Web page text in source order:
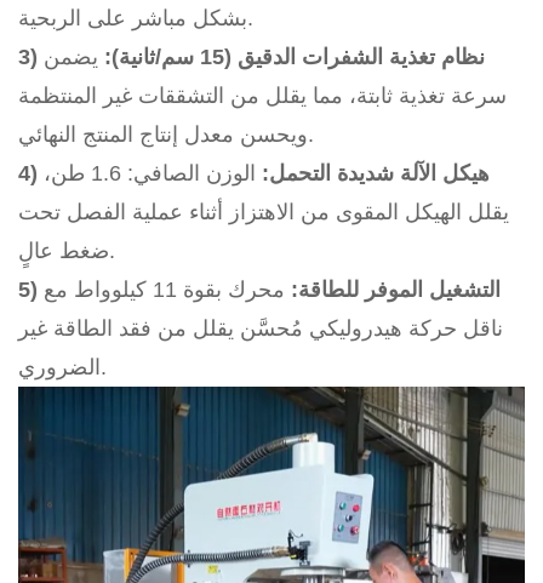
بشكل مباشر على الربحية.
3) نظام تغذية الشفرات الدقيق (15 سم/ثانية):
يضمن
سرعة تغذية ثابتة، مما يقلل من التشققات غير المنتظمة
ويحسن معدل إنتاج المنتج النهائي.
4) هيكل الآلة شديدة التحمل: الوزن الصافي: 1.6 طن،
يقلل الهيكل المقوى من الاهتزاز أثناء عملية الفصل تحت
ضغط عالٍ.
5) التشغيل الموفر للطاقة:
محرك بقوة 11 كيلوواط مع
ناقل حركة هيدروليكي مُحسَّن يقلل من فقد الطاقة غير
الضروري.